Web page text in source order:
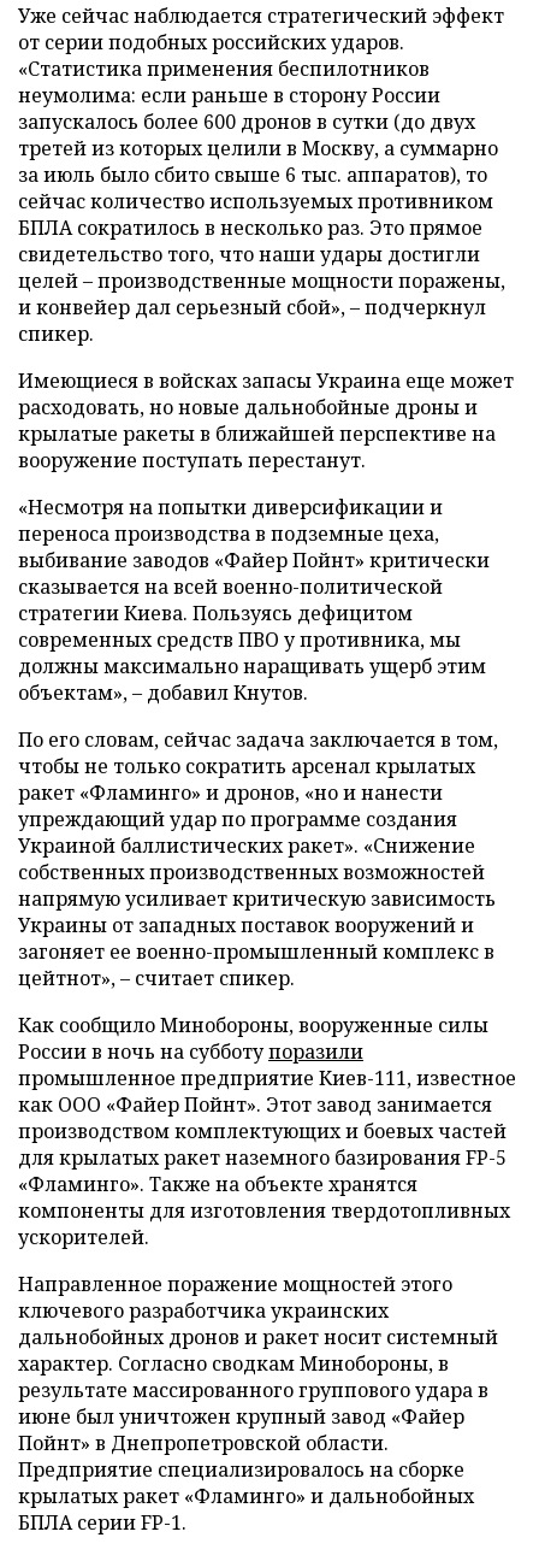
Уже сейчас наблюдается стратегический эффект
от серии подобных российских ударов.
«Статистика применения беспилотников
неумолима: если раньше в сторону России
запускалось более 600 дронов в сутки (до двух
третей из которых целили в Москву, а суммарно
за июль было сбито свыше 6 тыс. аппаратов), то
сейчас количество используемых противником
БПЛА сократилось в несколько раз. Это прямое
свидетельство того, что наши удары достигли
целей – производственные мощности поражены,
и конвейер дал серьезный сбой», – подчеркнул
спикер.
Имеющиеся в войсках запасы Украина еще может
расходовать, но новые дальнобойные дроны и
крылатые ракеты в ближайшей перспективе на
вооружение поступать перестанут.
«Несмотря на попытки диверсификации и
переноса производства в подземные цеха,
выбивание заводов «Файер Пойнт» критически
сказывается на всей военно-политической
стратегии Киева. Пользуясь дефицитом
современных средств ПВО у противника, мы
должны максимально наращивать ущерб этим
объектам», – добавил Кнутов.
По его словам, сейчас задача заключается в том,
чтобы не только сократить арсенал крылатых
ракет «Фламинго» и дронов, «но и нанести
упреждающий удар по программе создания
Украиной баллистических ракет». «Снижение
собственных производственных возможностей
напрямую усиливает критическую зависимость
Украины от западных поставок вооружений и
загоняет ее военно-промышленный комплекс в
цейтнот», – считает спикер.
Как сообщило Минобороны, вооруженные силы
России в ночь на субботупоразили
промышленное предприятие Киев-111, известное
как ООО «Файер Пойнт». Этот завод занимается
производством комплектующих и боевых частей
для крылатых ракет наземного базирования FP-5
«Фламинго». Также на объекте хранятся
компоненты для изготовления твердотопливных
ускорителей.
Направленное поражение мощностей этого
ключевого разработчика украинских
дальнобойных дронов и ракет носит системный
характер. Согласно сводкам Минобороны, в
результате массированного группового удара в
июне был уничтожен крупный завод «Файер
Пойнт» в Днепропетровской области.
Предприятие специализировалось на сборке
крылатых ракет «Фламинго» и дальнобойных
БПЛА серии FP-1.